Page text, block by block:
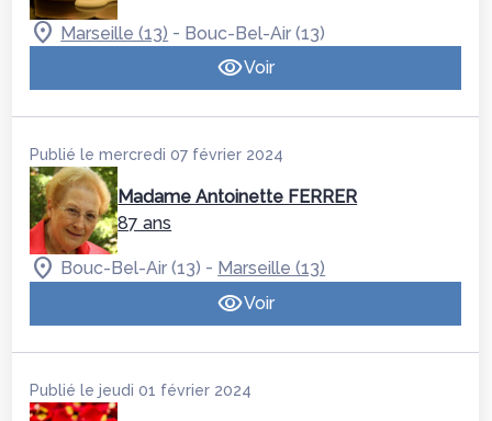
Marseille (13) - Bouc-Bel-Air (13)
Voir
Publié le mercredi 07 février 2024
Madame Antoinette FERRER
87 ans
Bouc-Bel-Air (13) - Marseille (13)
Voir
Publié le jeudi 01 février 2024